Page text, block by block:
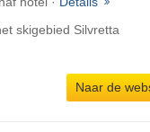
skigebied Silvretta
Naar de